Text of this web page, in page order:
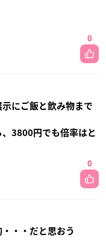
0
にご飯と飲み物まで
3800円でも倍率はと
0
・・だと思おう